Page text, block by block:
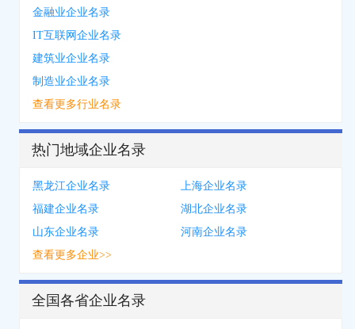
金融业企业名录
IT互联网企业名录
建筑业企业名录
制造业企业名录
查看更多行业名录
热门地域企业名录
黑龙江企业名录
上海企业名录
福建企业名录
湖北企业名录
山东企业名录
河南企业名录
查看更多企业>>
全国各省企业名录